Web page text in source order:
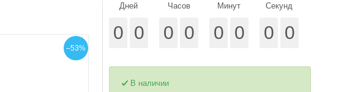
–53%
Дней
0 0
Часов
0 0
Минут
0 0
Секунд
0 0
В наличии